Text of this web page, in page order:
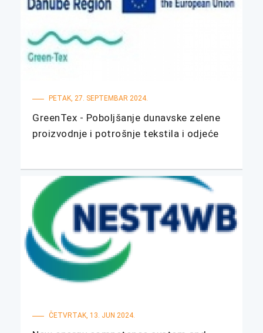
PETAK, 27. SEPTEMBAR 2024.
GreenTex - Poboljšanje dunavske zelene
proizvodnje i potrošnje tekstila i odjeće
ČETVRTAK, 13. JUN 2024.